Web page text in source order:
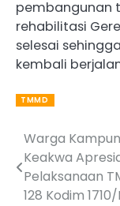
pembangunan
rehabilitasi
selesai
kembali
TMMD
Post
navigation
Warga
Keakwa
Pelaksanaan
128 Kodim